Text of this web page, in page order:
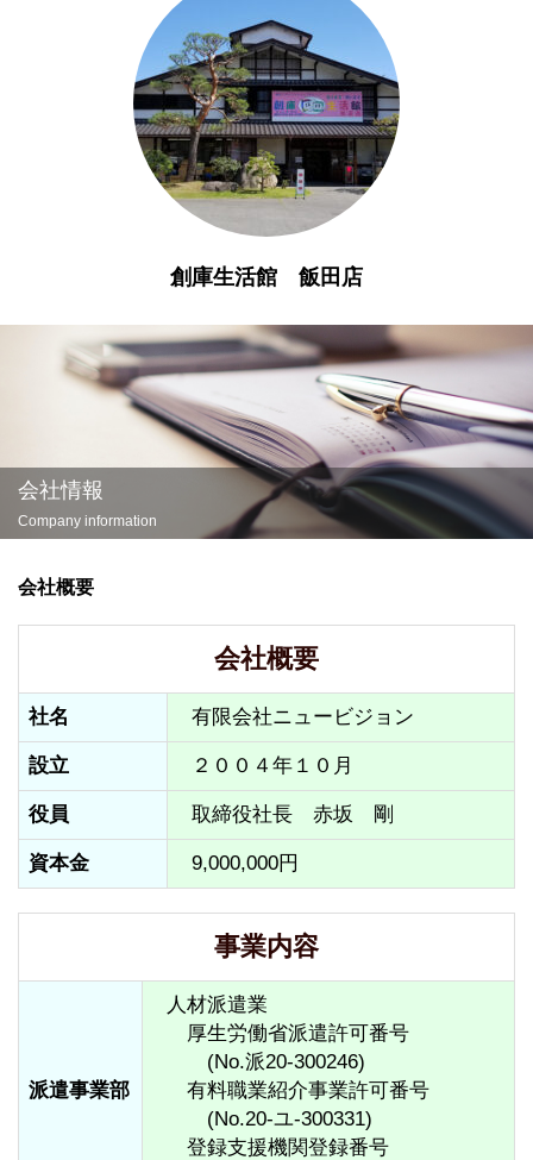
創庫生活館 飯田店
会社情報
Company information
会社概要
会社概要
社名 有限会社ニュービジョン
設立 ２００４年１０月
役員 取締役社長　赤坂　剛
資本金 9,000,000円
事業内容
派遣事業部
人材派遣業
厚生労働省派遣許可番号
(No.派20-300246)
有料職業紹介事業許可番号
(No.20-ユ-300331)
登録支援機関登録番号